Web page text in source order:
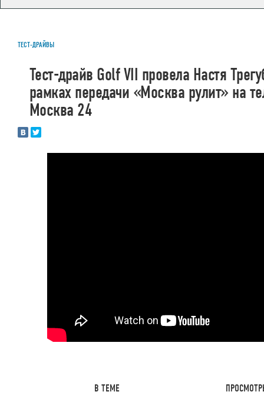
ТЕСТ-ДРАЙВЫ
Тест-драйв Golf VII провела Настя
рамках передачи «Москва рулит» на
Москва 24
В ТЕМЕ